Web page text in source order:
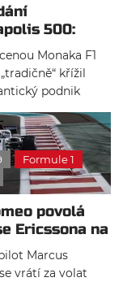
500:
triumf
Monaka F1
křížil
podnik
sportu: 500
Borg-Warner-
2022 vyhrál
F1 Marcus
Formule 1
povolá
Ericssona na
Marcus
vrátí za volat